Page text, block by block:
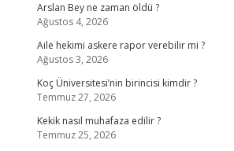
Arslan Bey ne zaman öldü ?
Ağustos 4, 2026
Aile hekimi askere rapor verebilir mi ?
Ağustos 3, 2026
Koç Üniversitesi’nin birincisi kimdir ?
Temmuz 27, 2026
Kekik nasıl muhafaza edilir ?
Temmuz 25, 2026